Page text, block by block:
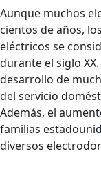
Aunque muchos
cientos de años,
eléctricos se
durante el siglo
desarrollo de
del servicio
Además, el
familias
diversos